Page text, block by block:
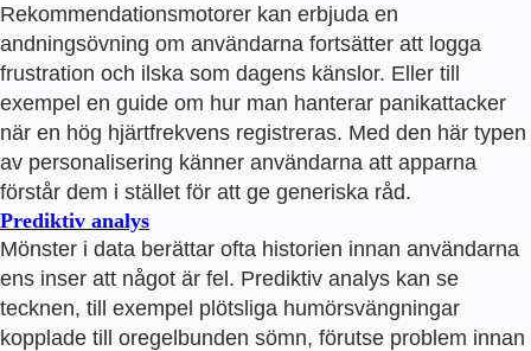
Rekommendationsmotorer kan erbjuda en
andningsövning om användarna fortsätter att logga
frustration och ilska som dagens känslor. Eller till
exempel en guide om hur man hanterar panikattacker
när en hög hjärtfrekvens registreras. Med den här typen
av personalisering känner användarna att apparna
förstår dem i stället för att ge generiska råd.
Prediktiv analys
Mönster i data berättar ofta historien innan användarna
ens inser att något är fel. Prediktiv analys kan se
tecknen, till exempel plötsliga humörsvängningar
kopplade till oregelbunden sömn, förutse problem innan